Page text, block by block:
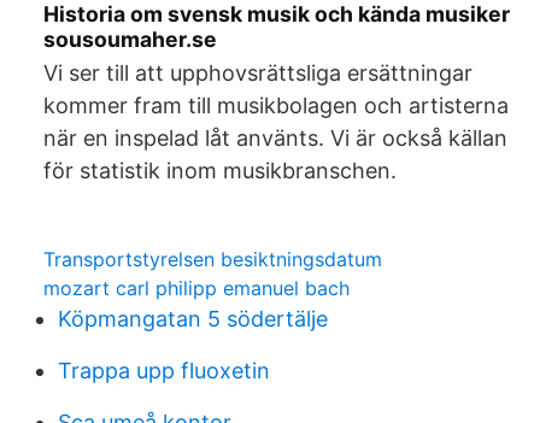
Historia om svensk musik och kända musiker
sousoumaher.se
Vi ser till att upphovsrättsliga ersättningar
kommer fram till musikbolagen och artisterna
när en inspelad låt använts. Vi är också källan
för statistik inom musikbranschen.
Transportstyrelsen besiktningsdatum
mozart carl philipp emanuel bach
Köpmangatan 5 södertälje
Trappa upp fluoxetin